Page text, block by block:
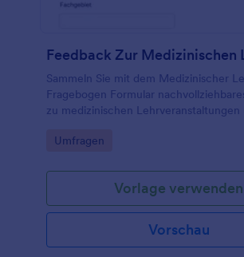
Sammeln Sie mit dem Medizinischer
Fragebogen Formular
zu medizinischen Lehrveranstaltungen
Kliniken und
Go to Category:
Umfragen
Vorlage verwenden
Vorschau